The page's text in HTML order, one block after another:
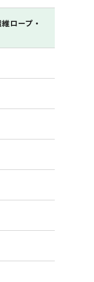
ロープ・